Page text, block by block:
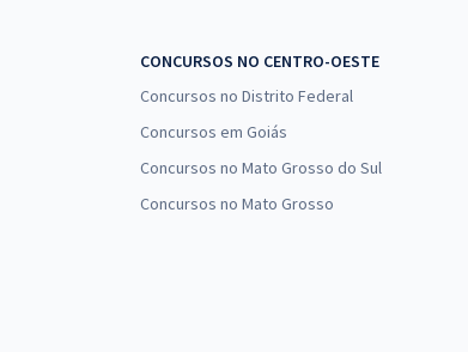
CONCURSOS NO CENTRO-OESTE
Concursos no Distrito Federal
Concursos em Goiás
Concursos no Mato Grosso do Sul
Concursos no Mato Grosso